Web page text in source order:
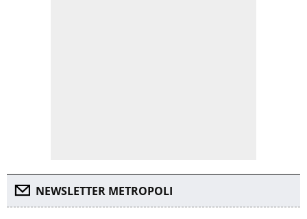
NEWSLETTER METROPOLI